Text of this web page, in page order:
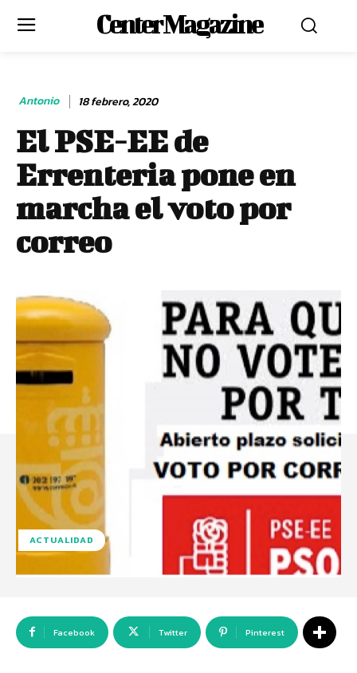
Center Magazine
Antonio 18 febrero, 2020
El PSE-EE de
Errenteria pone en
marcha el voto por
correo
ACTUALIDAD
Facebook Twitter Pinterest